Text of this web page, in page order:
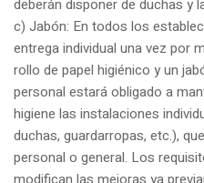
deberán disponer de duchas y
c) Jabón: En todos los
entrega individual una vez por
rollo de papel higiénico y un
personal estará obligado a
higiene las instalaciones
duchas, guardarropas, etc.),
personal o general. Los